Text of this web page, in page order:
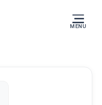
MENU